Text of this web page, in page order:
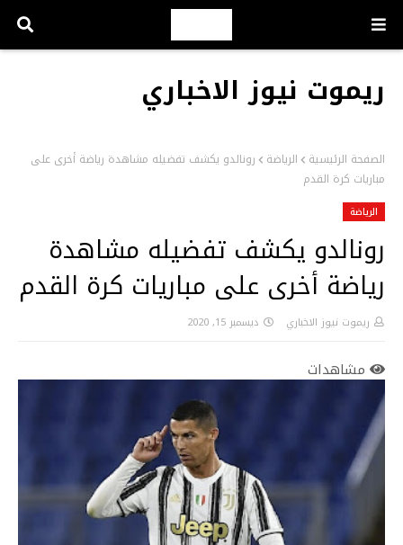
ريموت نيوز الاخباري
الصفحة الرئيسية الرياضة
رونالدو يكشف تفضيله مشاهدة رياضة أخرى على
مباريات كرة القدم
الرياضة
رونالدو يكشف تفضيله مشاهدة
رياضة أخرى على مباريات كرة القدم
ريموت نيوز الاخباري ديسمبر 15, 2020
مشاهدات